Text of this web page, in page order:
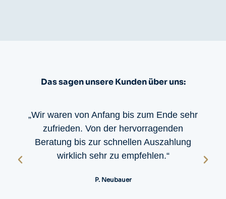
Das sagen unsere Kunden über uns:
„Wir waren von Anfang bis zum Ende sehr
zufrieden. Von der hervorragenden
Beratung bis zur schnellen Auszahlung
wirklich sehr zu empfehlen.“
P. Neubauer